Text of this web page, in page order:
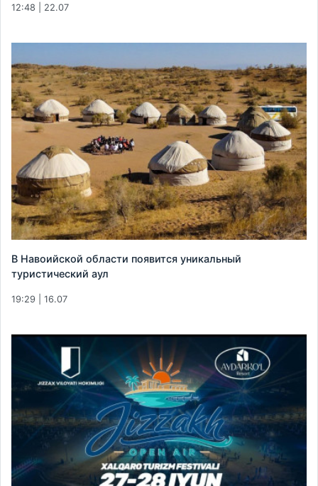
12:48 | 22.07
В Навоийской области появится уникальный
туристический аул
19:29 | 16.07